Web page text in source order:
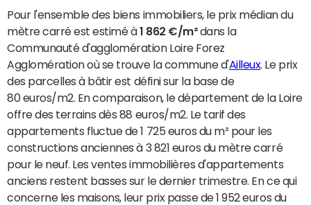
Pour l'ensemble des biens immobiliers, le prix médian du
mètre carré est estimé à1 862 €/m²dans la
Communauté d'agglomération Loire Forez
Agglomération où se trouve la commune d'Ailleux. Le prix
des parcelles à bâtir est défini sur la base de
80 euros/m2. En comparaison, le département de la Loire
offre des terrains dès 88 euros/m2. Le tarif des
appartements fluctue de 1 725 euros du m² pour les
constructions anciennes à 3 821 euros du mètre carré
pour le neuf. Les ventes immobilières d'appartements
anciens restent basses sur le dernier trimestre. En ce qui
concerne les maisons, leur prix passe de 1 952 euros du